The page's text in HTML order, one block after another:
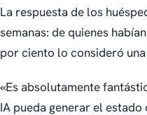
La respuesta de los
semanas: de quienes
por ciento lo consideró
«Es absolutamente
IA pueda generar el